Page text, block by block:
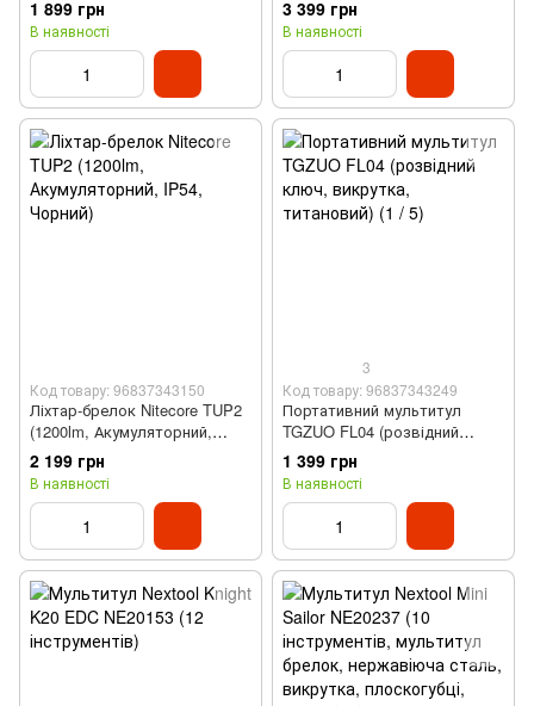
1 899 грн
В наявності
3 399 грн
В наявності
Код товару: 96837343150
Ліхтар-брелок Nitecore TUP2
(1200lm, Акумуляторний,
IP54, Чорний)
2 199 грн
В наявності
3
Код товару: 96837343249
Портативний мультитул
TGZUO FL04 (розвідний
ключ, викрутка, титановий)
1 399 грн
В наявності